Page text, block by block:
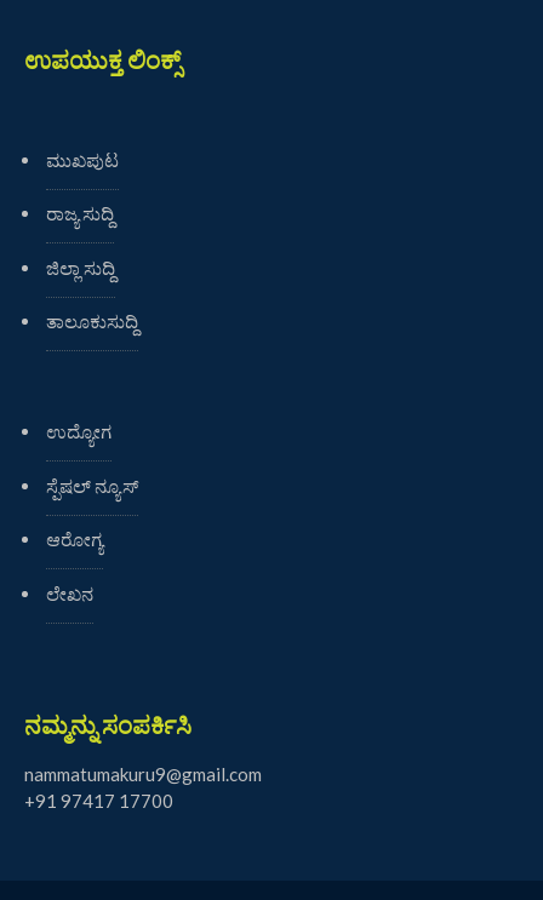
ಉಪಯುಕ್ತ ಲಿಂಕ್ಸ್
ಮುಖಪುಟ
ರಾಜ್ಯ ಸುದ್ದಿ
ಜಿಲ್ಲಾ ಸುದ್ದಿ
ತಾಲೂಕುಸುದ್ದಿ
ಉದ್ಯೋಗ
ಸ್ಪೆಷಲ್ ನ್ಯೂಸ್
ಆರೋಗ್ಯ
ಲೇಖನ
ನಮ್ಮನ್ನು ಸಂಪರ್ಕಿಸಿ
nammatumakuru9@gmail.com
+91 97417 17700